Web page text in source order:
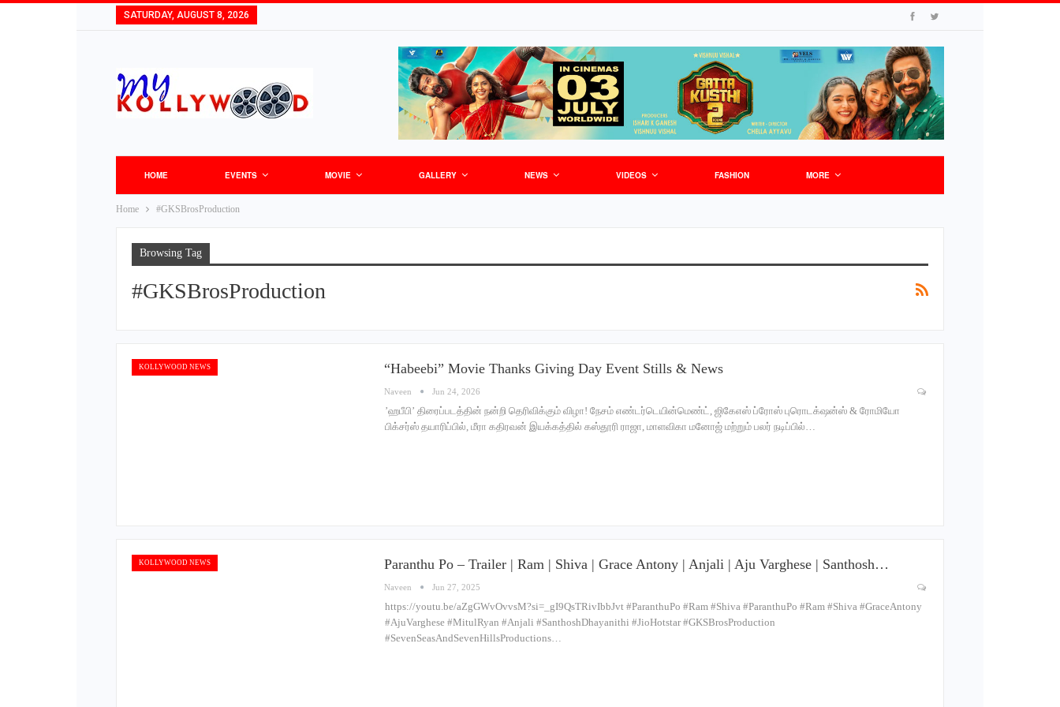
SATURDAY, AUGUST 8, 2026
HOME EVENTS MOVIE GALLERY NEWS VIDEOS FASHION MORE
Home #GKSBrosProduction
Browsing Tag
#GKSBrosProduction
KOLLYWOOD NEWS “Habeebi” Movie Thanks Giving Day Event Stills & News
Naveen Jun 24, 2026
’ஹபீபி’ திரைப்படத்தின் நன்றி தெரிவிக்கும் விழா! நேசம் எண்டர்டெயின்மெண்ட், ஜிகேஎஸ் ப்ரோஸ் புரொடக்‌ஷன்ஸ் & ரோமியோ
பிக்சர்ஸ் தயாரிப்பில், மீரா கதிரவன் இயக்கத்தில் கஸ்தூரி ராஜா, மாளவிகா மனோஜ் மற்றும் பலர் நடிப்பில்…
KOLLYWOOD NEWS Paranthu Po – Trailer | Ram | Shiva | Grace Antony | Anjali | Aju Varghese | Santhosh…
Naveen Jun 27, 2025
https://youtu.be/aZgGWvOvvsM?si=_gI9QsTRivIbbJvt #ParanthuPo #Ram #Shiva #ParanthuPo #Ram #Shiva #GraceAntony
#AjuVarghese #MitulRyan #Anjali #SanthoshDhayanithi #JioHotstar #GKSBrosProduction
#SevenSeasAndSevenHillsProductions…